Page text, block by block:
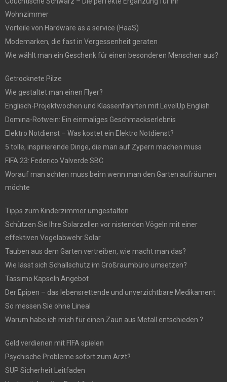
Wohnzimmer
Vorteile von Hardware as a service (HaaS)
Modemarken, die fast in Vergessenheit geraten
Wie wählt man ein Geschenk für einen besonderen Menschen aus?
Getrocknete Pilze
Wie gestaltet man einen Flyer?
Englisch-Projektwochen und Klassenfahrten mit LevelUp English
Domina-Rotwein: Ein einmaliges Geschmackserlebnis
Elektro Notdienst – Was kostet ein Elektro Notdienst?
5 tolle, inspirierende Dinge, die man auf Zypern machen muss
FIFA 23: Federico Valverde SBC
Worauf man achten muss beim wenn man den Garten aufräumen
möchte
Tipps zum Kinderzimmer umgestalten
Schützen Sie Ihre Solarzellen vor nistenden Vögeln mit einer
effektiven Vogelabwehr Solar
Tauben aus dem Garten vertreiben, wie macht man das?
Wie lässt sich Schallschutz im Großraumbüro umsetzen?
Tassimo Kapseln Angebot
Der Epipen – das lebensrettende und unverzichtbare Medikament
So messen Sie ohne Lineal
Warum habe ich mich für einen Zaun aus Metall entschieden ?
Geld verdienen mit FIFA spielen
Psychische Probleme sofort zum Arzt?
SUP Sicherheit Leitfaden